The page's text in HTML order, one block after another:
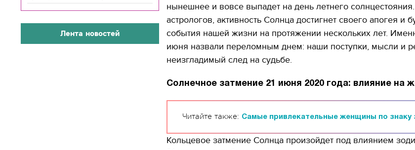
Лента новостей
нынешнее и вовсе выпадет на день летнего
астрологов, активность Солнца достигнет своего апогея и
события нашей жизни на протяжении нескольких лет.
июня назвали переломным днем: наши поступки, мысли и
неизгладимый след на судьбе.
Солнечное затмение 21 июня 2020 года: влияние на
Читайте также: Самые привлекательные женщины по знаку
Кольцевое затмение Солнца произойдет под влиянием